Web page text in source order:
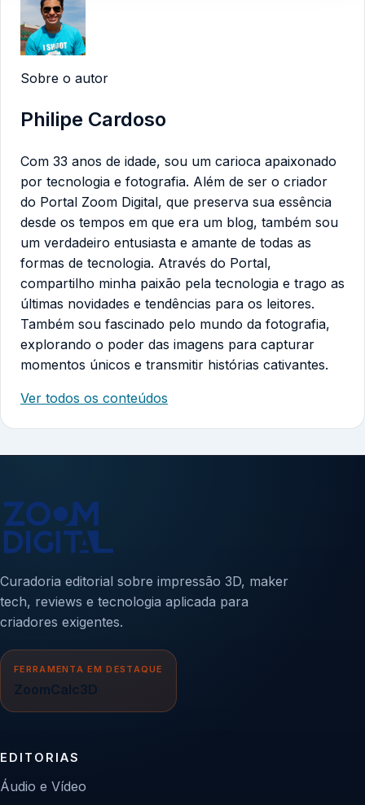
Sobre o autor
Philipe Cardoso
Com 33 anos de idade, sou um carioca apaixonado
por tecnologia e fotografia. Além de ser o criador
do Portal Zoom Digital, que preserva sua essência
desde os tempos em que era um blog, também sou
um verdadeiro entusiasta e amante de todas as
formas de tecnologia. Através do Portal,
compartilho minha paixão pela tecnologia e trago as
últimas novidades e tendências para os leitores.
Também sou fascinado pelo mundo da fotografia,
explorando o poder das imagens para capturar
momentos únicos e transmitir histórias cativantes.
Ver todos os conteúdos
Curadoria editorial sobre impressão 3D, maker
tech, reviews e tecnologia aplicada para
criadores exigentes.
FERRAMENTA EM DESTAQUE
ZoomCalc3D
EDITORIAS
Áudio e Vídeo